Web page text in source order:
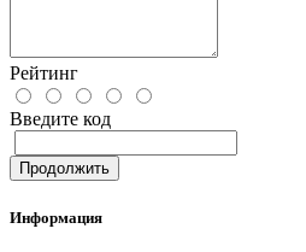
Рейтинг
Введите код
Продолжить
Информация